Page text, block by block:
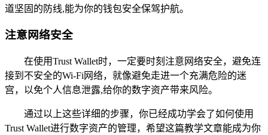
道坚固的防线,能为你的钱包安全保驾护航。
注意网络安全
在使用Trust Wallet时，一定要时刻注意网络安全，避免连
接到不安全的Wi-Fi网络，就像避免走进一个充满危险的迷
宫，以免个人信息泄露,给你的数字资产带来风险。
通过以上这些详细的步骤，你已经成功学会了如何使用
Trust Wallet进行数字资产的管理，希望这篇教学文章能成为你